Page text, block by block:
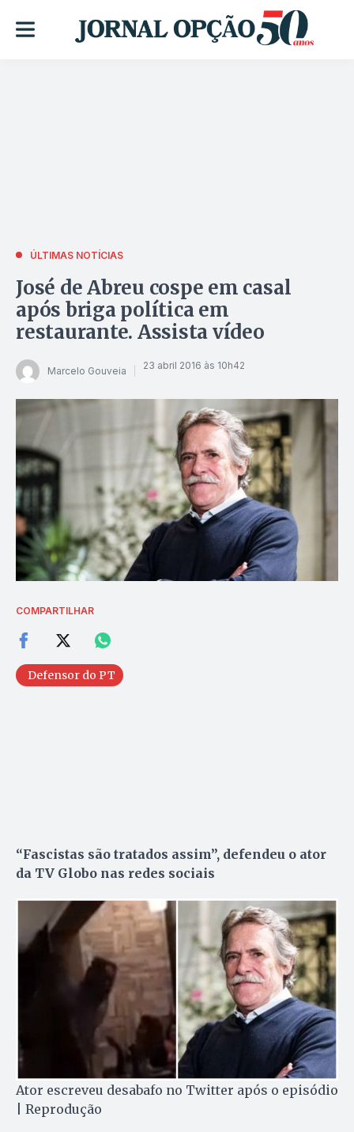
ÚLTIMAS NOTÍCIAS
José de Abreu cospe em casal
após briga política em
restaurante. Assista vídeo
Marcelo Gouveia 23 abril 2016 às 10h42
COMPARTILHAR
Defensor do PT
“Fascistas são tratados assim”, defendeu o ator
da TV Globo nas redes sociais
Ator escreveu desabafo no Twitter após o episódio
| Reprodução